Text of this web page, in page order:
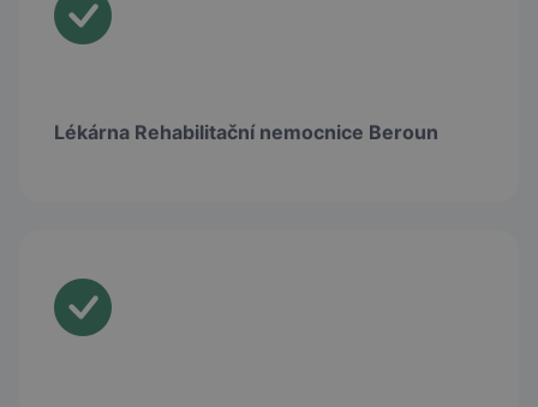
Lékárna Rehabilitační nemocnice Beroun